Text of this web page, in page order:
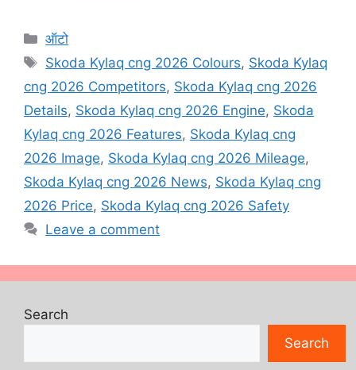
Categories
ऑटो
Tags
Skoda Kylaq cng 2026 Colours, Skoda Kylaq
cng 2026 Competitors, Skoda Kylaq cng 2026
Details, Skoda Kylaq cng 2026 Engine, Skoda
Kylaq cng 2026 Features, Skoda Kylaq cng
2026 Image, Skoda Kylaq cng 2026 Mileage,
Skoda Kylaq cng 2026 News, Skoda Kylaq cng
2026 Price, Skoda Kylaq cng 2026 Safety
Leave a comment
Search
Search